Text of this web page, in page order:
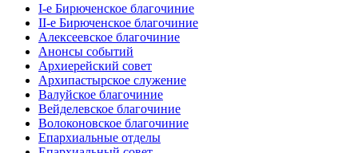
I-е Бирюченское благочиние
II-е Бирюченское благочиние
Алексеевское благочиние
Анонсы событий
Архиерейский совет
Архипастырское служение
Валуйское благочиние
Вейделевское благочиние
Волоконовское благочиние
Епархиальные отделы